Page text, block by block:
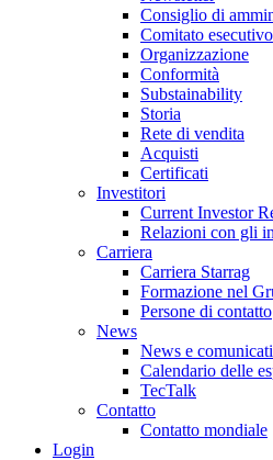
Consiglio di
Comitato esecutivo
Organizzazione
Conformità
Substainability
Storia
Rete di vendita
Acquisti
Certificati
Investitori
Current Investor
Relazioni con gli
Carriera
Carriera Starrag
Formazione nel
Persone di contatto
News
News e
Calendario delle
TecTalk
Contatto
Contatto mondiale
Login